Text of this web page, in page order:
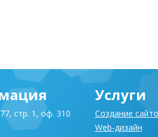
стр. 1, оф. 310
Услуги
Создание
Web-дизайн